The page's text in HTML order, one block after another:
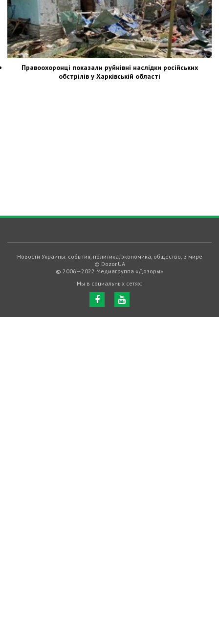
Правоохоронці показали руйнівні наслідки російських
обстрілів у Харківській області
Новости Украины: события, политика, экономика, общество, в мире
© Dozor.UA
© 2006—2022 Медиагруппа «Дозоры»
Мы в социальных сетях: